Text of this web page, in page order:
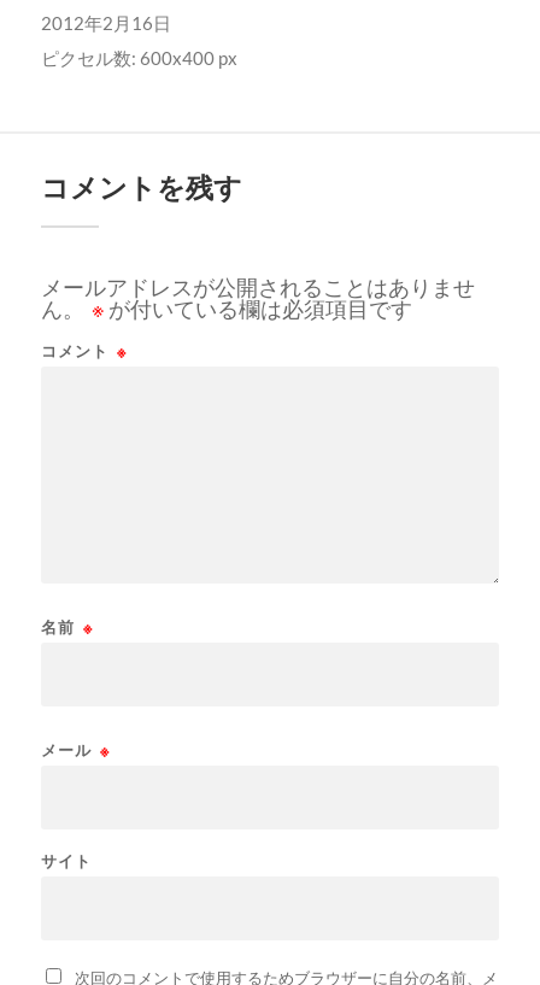
2012年2月16日
ピクセル数: 600x400 px
コメントを残す
メールアドレスが公開されることはありませ
ん。
※ が付いている欄は必須項目です
コメント ※
名前 ※
メール ※
サイト
次回のコメントで使用するためブラウザーに自分の名前、メ